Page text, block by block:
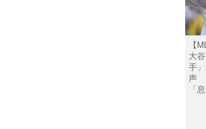
【
大
手
声
「